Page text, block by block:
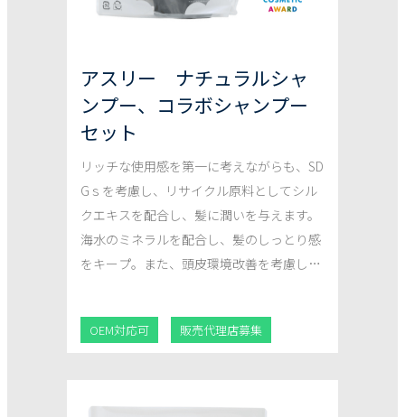
アスリー ナチュラルシャ
ンプー、コラボシャンプー
セット
リッチな使用感を第一に考えながらも、SD
Gｓを考慮し、リサイクル原料としてシル
クエキスを配合し、髪に潤いを与えます。
海水のミネラルを配合し、髪のしっとり感
をキープ。また、頭皮環境改善を考慮し、
活性剤等を使用
OEM対応可 販売代理店募集